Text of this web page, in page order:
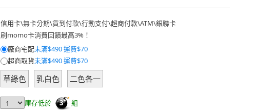
信用卡\無卡分期\貨到付款\行動支付\超商付款\ATM\銀聯卡
刷momo卡消費回饋最高3%！
廠商宅配未滿$490 運費$70
超商取貨未滿$490 運費$70
草綠色 乳白色 二色各一
庫存低於 3
組